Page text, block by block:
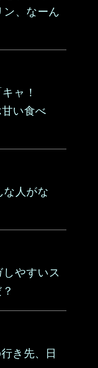
、なーん
ャ！
い食べ
人がな
やすいス
き先、日